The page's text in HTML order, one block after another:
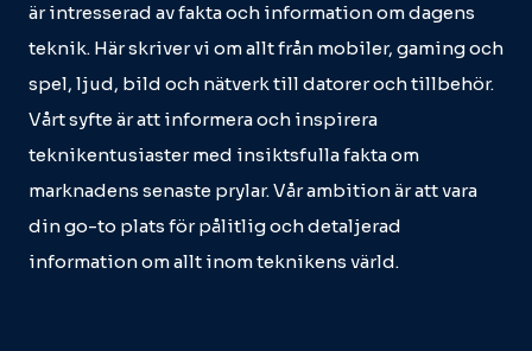
är intresserad av fakta och information om dagens
teknik. Här skriver vi om allt från mobiler, gaming och
spel, ljud, bild och nätverk till datorer och tillbehör.
Vårt syfte är att informera och inspirera
teknikentusiaster med insiktsfulla fakta om
marknadens senaste prylar. Vår ambition är att vara
din go-to plats för pålitlig och detaljerad
information om allt inom teknikens värld.